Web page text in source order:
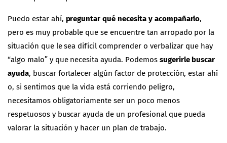
Puedo estar ahí, preguntar qué necesita y acompañarlo,
pero es muy probable que se encuentre tan arropado por la
situación que le sea difícil comprender o verbalizar que hay
“algo malo” y que necesita ayuda. Podemos sugerirle buscar
ayuda, buscar fortalecer algún factor de protección, estar ahí
o, si sentimos que la vida está corriendo peligro,
necesitamos obligatoriamente ser un poco menos
respetuosos y buscar ayuda de un profesional que pueda
valorar la situación y hacer un plan de trabajo.